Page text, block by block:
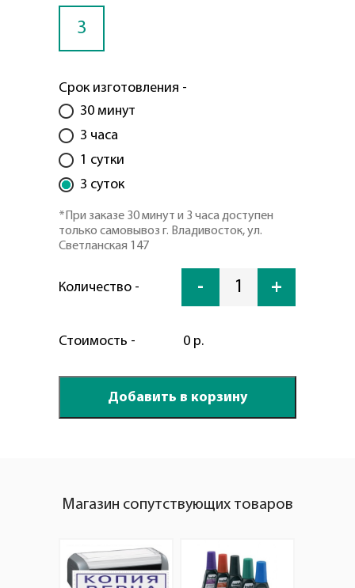
3
Срок изготовления -
30 минут
3 часа
1 сутки
3 суток
*При заказе 30 минут и 3 часа доступен
только самовывоз г. Владивосток, ул.
Светланская 147
Количество - - 1 +
Стоимость - 0 р.
Магазин сопутствующих товаров